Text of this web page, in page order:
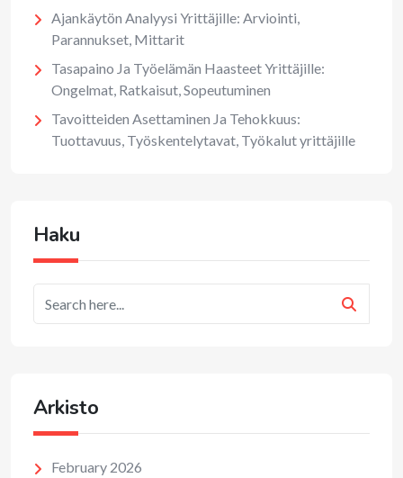
Ajankäytön Analyysi Yrittäjille: Arviointi,
Parannukset, Mittarit
Tasapaino Ja Työelämän Haasteet Yrittäjille:
Ongelmat, Ratkaisut, Sopeutuminen
Tavoitteiden Asettaminen Ja Tehokkuus:
Tuottavuus, Työskentelytavat, Työkalut yrittäjille
Haku
Arkisto
February 2026